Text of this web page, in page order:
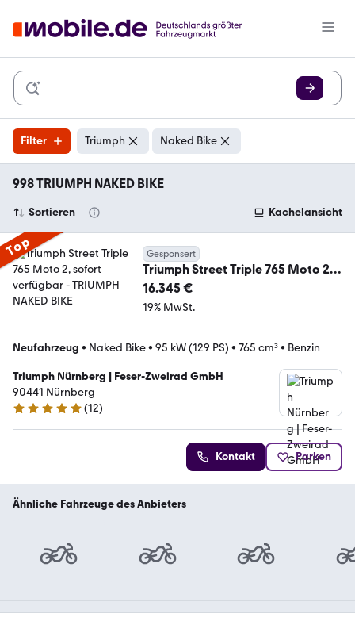
Filter Triumph Naked Bike
998 TRIUMPH NAKED BIKE
Sortieren Kachelansicht
Top Gesponsert
Triumph Street Triple 765 Moto 2,
sofort verfügbar
16.345 €
19% MwSt.
Neufahrzeug • Naked Bike• 95 kW (129 PS) • 765 cm³• Benzin
Triumph Nürnberg | Feser-Zweirad GmbH
90441 Nürnberg
5 Sterne
(12)
Kontakt Parken
Ähnliche Fahrzeuge des Anbieters